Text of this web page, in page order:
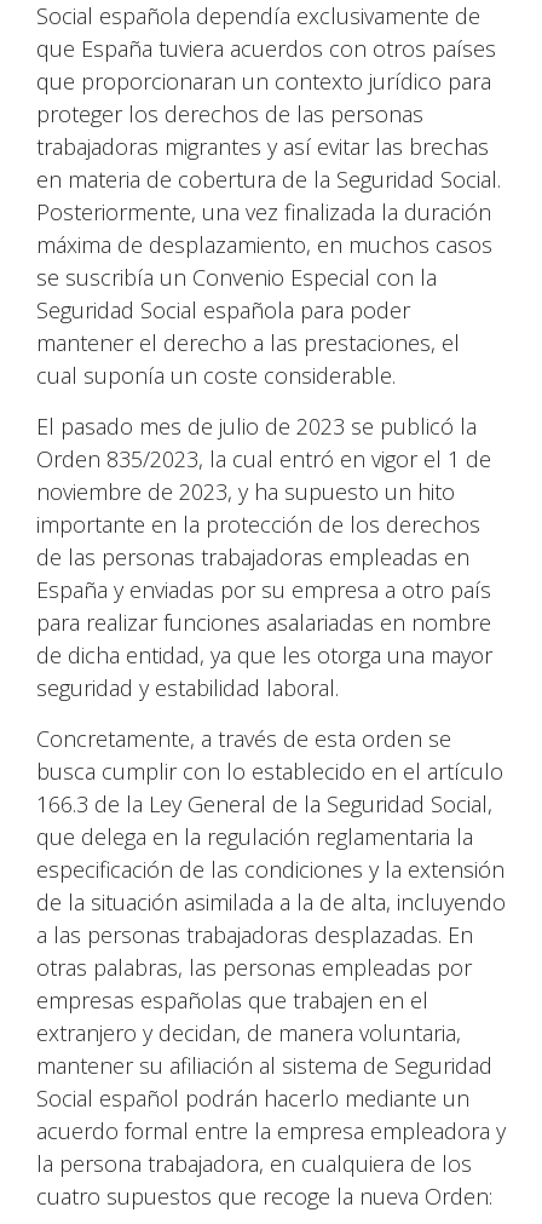
Social española dependía exclusivamente de
que España tuviera acuerdos con otros países
que proporcionaran un contexto jurídico para
proteger los derechos de las personas
trabajadoras migrantes y así evitar las brechas
en materia de cobertura de la Seguridad Social.
Posteriormente, una vez finalizada la duración
máxima de desplazamiento, en muchos casos
se suscribía un Convenio Especial con la
Seguridad Social española para poder
mantener el derecho a las prestaciones, el
cual suponía un coste considerable.
El pasado mes de julio de 2023 se publicó la
Orden 835/2023, la cual entró en vigor el 1 de
noviembre de 2023, y ha supuesto un hito
importante en la protección de los derechos
de las personas trabajadoras empleadas en
España y enviadas por su empresa a otro país
para realizar funciones asalariadas en nombre
de dicha entidad, ya que les otorga una mayor
seguridad y estabilidad laboral.
Concretamente, a través de esta orden se
busca cumplir con lo establecido en el artículo
166.3 de la Ley General de la Seguridad Social,
que delega en la regulación reglamentaria la
especificación de las condiciones y la extensión
de la situación asimilada a la de alta, incluyendo
a las personas trabajadoras desplazadas. En
otras palabras, las personas empleadas por
empresas españolas que trabajen en el
extranjero y decidan, de manera voluntaria,
mantener su afiliación al sistema de Seguridad
Social español podrán hacerlo mediante un
acuerdo formal entre la empresa empleadora y
la persona trabajadora, en cualquiera de los
cuatro supuestos que recoge la nueva Orden: